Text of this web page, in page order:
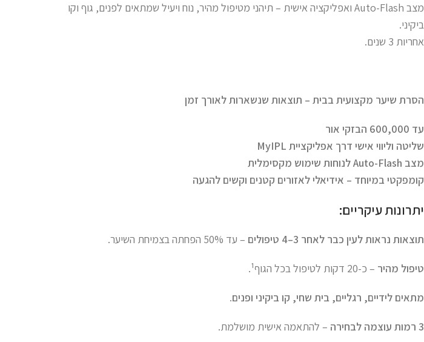
מצב Auto-Flash ואפליקציה אישית – תיהני מטיפול מהיר, נוח ויעיל שמתאים לפנים, גוף וקו
ביקיני.
אחריות 3 שנים.
הסרת שיער מקצועית בבית – תוצאות שנשארות לאורך זמן
עד 600,000 הבזקי אור
שליטה וליווי אישי דרך אפליקציית MyIPL
מצב Auto-Flash לנוחות שימוש מקסימלית
קומפקטי במיוחד – אידיאלי לאזורים קטנים וקשים להגעה
יתרונות עיקריים:
תוצאות נראות לעין כבר לאחר 3–4 טיפולים – עד 50% הפחתה בצמיחת השיער.
טיפול מהיר – כ-20 דקות לטיפול בכל הגוף¹.
מתאים לידיים, רגליים, בית שחי, קו ביקיני ופנים.
3 רמות עוצמה לבחירה – להתאמה אישית מושלמת.